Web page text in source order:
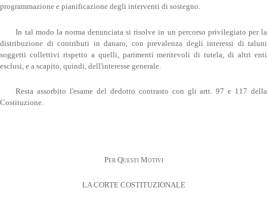
programmazione e pianificazione degli interventi di sostegno.
In tal modo la norma denunciata si risolve in un percorso privilegiato per la
distribuzione di contributi in danaro, con prevalenza degli interessi di taluni
soggetti collettivi rispetto a quelli, parimenti meritevoli di tutela, di altri enti
esclusi, e a scapito, quindi, dell'interesse generale.
Resta assorbito l'esame del dedotto contrasto con gli artt. 97 e 117 della
Costituzione.
Per Questi Motivi
LA CORTE COSTITUZIONALE